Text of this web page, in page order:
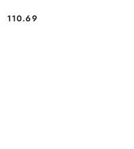
Cena:
110.69